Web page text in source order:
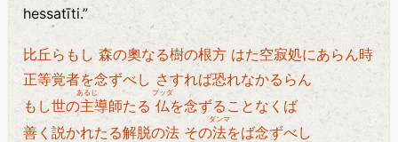
hessatīti.”
比丘らもし 森の奧なる樹の根方 はた空寂処にあらん時
正等覚者を念ずべし さすれば恐れなかるらん
もし世の主
あるじ
導師たる 仏
ブッダ
を念ずることなくば
善く説かれたる解脱の法 その法
ダンマ
をば念ずべし